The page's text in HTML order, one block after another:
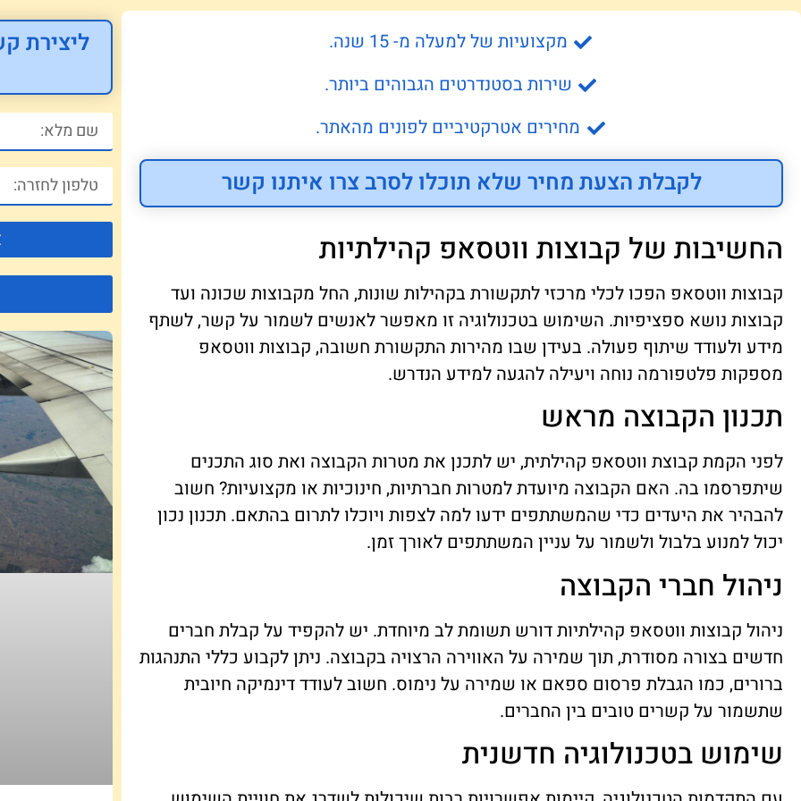
מקצועיות של למעלה מ- 15 שנה.
שירות בסטנדרטים הגבוהים ביותר.
מחירים אטרקטיביים לפונים מהאתר.
לקבלת הצעת מחיר שלא תוכלו לסרב צרו איתנו קשר
החשיבות של קבוצות ווטסאפ קהילתיות
קבוצות ווטסאפ הפכו לכלי מרכזי לתקשורת בקהילות שונות, החל מקבוצות שכונה ועד
קבוצות נושא ספציפיות. השימוש בטכנולוגיה זו מאפשר לאנשים לשמור על קשר, לשתף
מידע ולעודד שיתוף פעולה. בעידן שבו מהירות התקשורת חשובה, קבוצות ווטסאפ
מספקות פלטפורמה נוחה ויעילה להגעה למידע הנדרש.
תכנון הקבוצה מראש
לפני הקמת קבוצת ווטסאפ קהילתית, יש לתכנן את מטרות הקבוצה ואת סוג התכנים
שיתפרסמו בה. האם הקבוצה מיועדת למטרות חברתיות, חינוכיות או מקצועיות? חשוב
להבהיר את היעדים כדי שהמשתתפים ידעו למה לצפות ויוכלו לתרום בהתאם. תכנון נכון
יכול למנוע בלבול ולשמור על עניין המשתתפים לאורך זמן.
ניהול חברי הקבוצה
ניהול קבוצות ווטסאפ קהילתיות דורש תשומת לב מיוחדת. יש להקפיד על קבלת חברים
חדשים בצורה מסודרת, תוך שמירה על האווירה הרצויה בקבוצה. ניתן לקבוע כללי התנהגות
ברורים, כמו הגבלת פרסום ספאם או שמירה על נימוס. חשוב לעודד דינמיקה חיובית
שתשמור על קשרים טובים בין החברים.
שימוש בטכנולוגיה חדשנית
ליצירת